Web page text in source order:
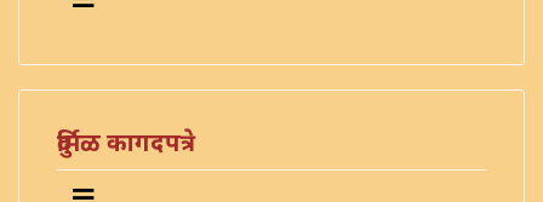
दुर्मिळ कागदपत्रे